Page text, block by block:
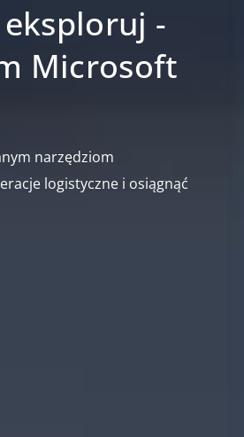
-
Microsoft
narzędziom
logistyczne i osiągnąć